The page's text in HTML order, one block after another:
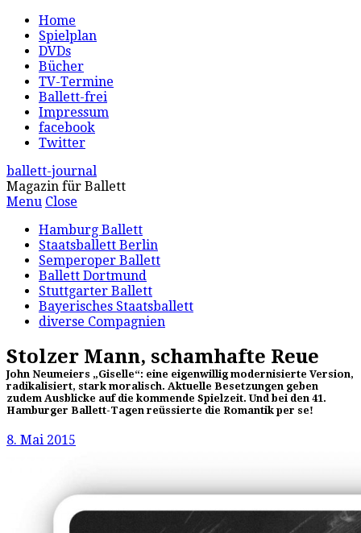
Home
Spielplan
DVDs
Bücher
TV-Termine
Ballett-frei
Impressum
facebook
Twitter
ballett-journal
Magazin für Ballett
Menu Close
Hamburg Ballett
Staatsballett Berlin
Semperoper Ballett
Ballett Dortmund
Stuttgarter Ballett
Bayerisches Staatsballett
diverse Compagnien
Stolzer Mann, schamhafte Reue
John Neumeiers „Giselle“: eine eigenwillig modernisierte Version,
radikalisiert, stark moralisch. Aktuelle Besetzungen geben
zudem Ausblicke auf die kommende Spielzeit. Und bei den 41.
Hamburger Ballett-Tagen reüssierte die Romantik per se!
8. Mai 2015